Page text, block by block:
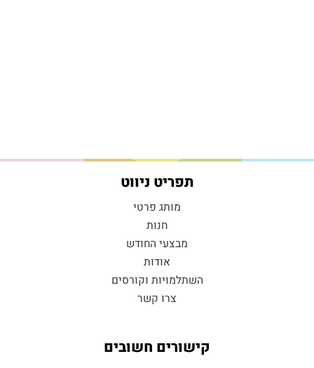
תפריט ניווט
מותג פרטי
חנות
מבצעי החודש
אודות
השתלמויות וקורסים
צרו קשר
קישורים חשובים